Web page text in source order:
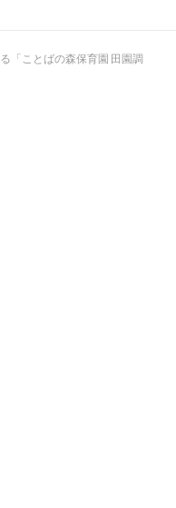
「ことばの森保育園 田園調